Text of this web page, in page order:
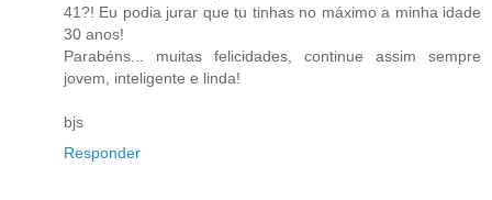
41?! Eu podia jurar que tu tinhas no máximo a minha idade
30 anos!
Parabéns... muitas felicidades, continue assim sempre
jovem, inteligente e linda!
bjs
Responder